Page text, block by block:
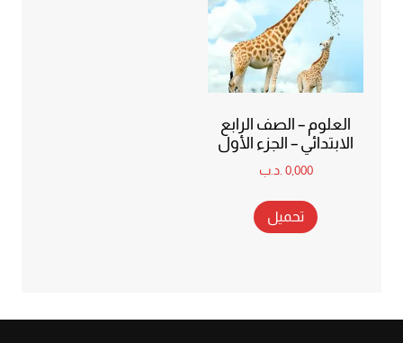
العلوم – الصف الرابع
الابتدائي – الجزء الأول
0,000 .د.ب
تحميل